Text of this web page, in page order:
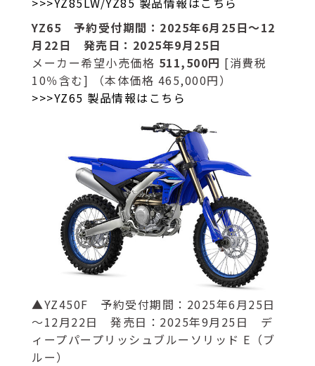
YZ65 予約受付期間：2025年6月25日～12
月22日 発売日：2025年9月25日
メーカー希望小売価格 511,500円 [消費税
10％含む] （本体価格 465,000円）
>>>YZ65 製品情報はこちら
▲YZ450F 予約受付期間：2025年6月25日
～12月22日 発売日：2025年9月25日 デ
ィープパープリッシュブルーソリッド E（ブ
ルー）